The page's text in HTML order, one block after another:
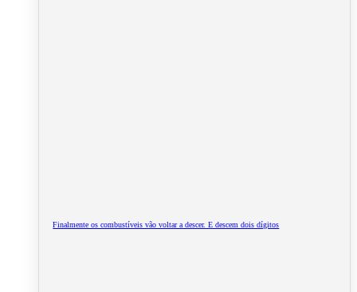
Finalmente os combustíveis vão voltar a descer. E descem dois dígitos